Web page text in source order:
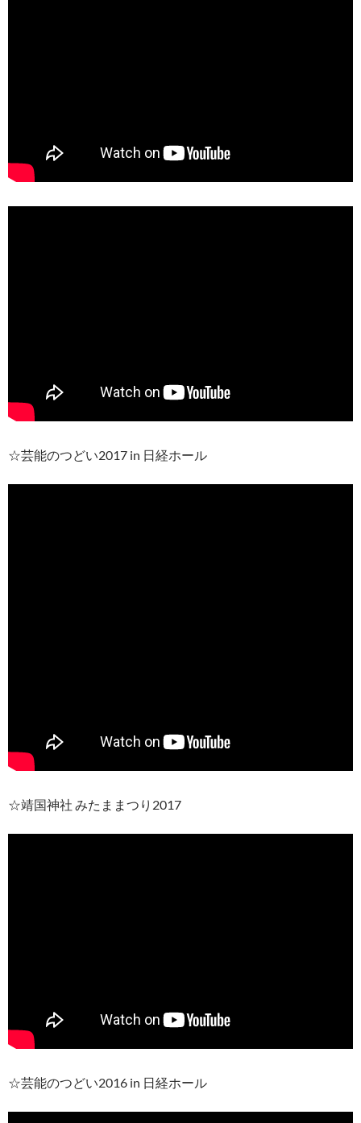
☆芸能のつどい2017 in 日経ホール
☆靖国神社 みたままつり2017
☆芸能のつどい2016 in 日経ホール